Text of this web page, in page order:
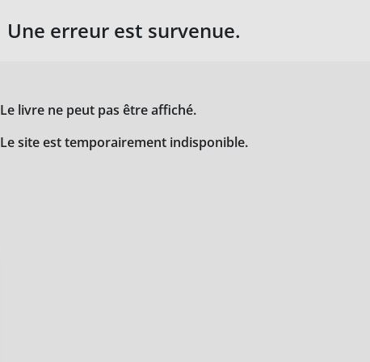
Une erreur est survenue.
Le livre ne peut pas être affiché.
Le site est temporairement indisponible.